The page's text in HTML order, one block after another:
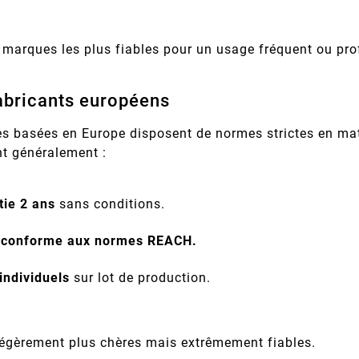
Fréquents
Canon :
5B00,
Imprimante Epson : Que
Faire Face Au Message «
de réinitialisation en 7 étapes,
firmware et ...
marques les plus fiables pour un usage fréquent ou
européens
basées en Europe disposent de normes strictes en
généralement :
2 ans sans conditions.
aux normes REACH.
sur lot de production.
plus chères mais extrêmement fiables.